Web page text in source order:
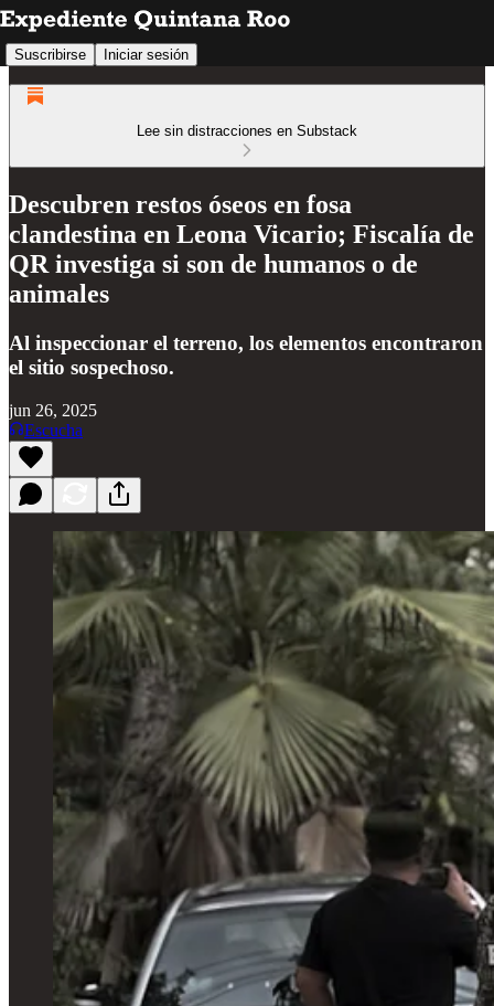
Suscribirse Iniciar sesión
Lee sin distracciones en Substack
Descubren restos óseos en fosa
clandestina en Leona Vicario; Fiscalía de
QR investiga si son de humanos o de
animales
Al inspeccionar el terreno, los elementos encontraron
el sitio sospechoso.
jun 26, 2025
Escucha